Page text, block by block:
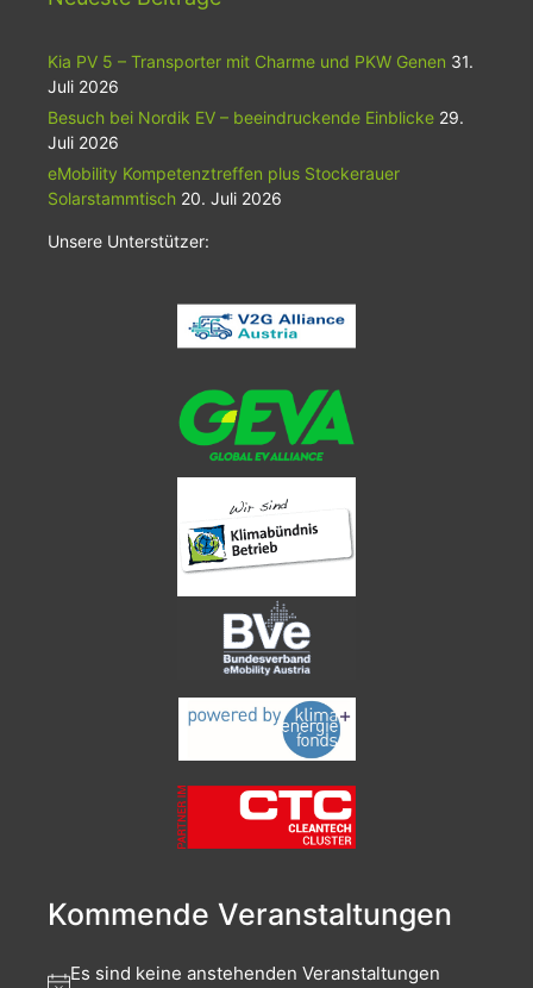
Kia PV 5 – Transporter mit Charme und PKW Genen 31.
Juli 2026
Besuch bei Nordik EV – beeindruckende Einblicke 29.
Juli 2026
eMobility Kompetenztreffen plus Stockerauer
Solarstammtisch 20. Juli 2026
Unsere Unterstützer:
Kommende Veranstaltungen
Es sind keine anstehenden Veranstaltungen